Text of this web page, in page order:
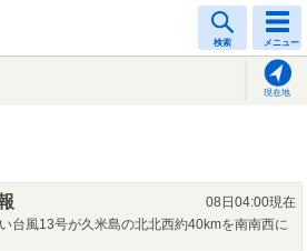
検索 メニュー
現在地
08日04:00現在
台風13号が久米島の北北西約40kmを南南西に